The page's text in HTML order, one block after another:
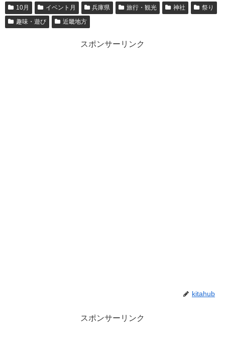
10月 イベント月 兵庫県 旅行・観光 神社
祭り
趣味・遊び
近畿地方
スポンサーリンク
kitahub
スポンサーリンク